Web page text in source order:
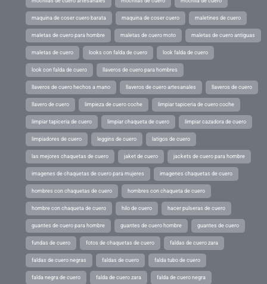
maquina de coser cuero barata maquina de coser cuero maletines de cuero
maletas de cuero para hombre maletas de cuero moto maletas de cuero antiguas
maletas de cuero looks con falda de cuero look falda de cuero
look con falda de cuero llaveros de cuero para hombres
llaveros de cuero hechos a mano llaveros de cuero artesanales llaveros de cuero
llavero de cuero limpieza de cuero coche limpiar tapiceria de cuero coche
limpiar tapiceria de cuero limpiar chaqueta de cuero limpiar cazadora de cuero
limpiadores de cuero leggins de cuero latigos de cuero
las mejores chaquetas de cuero jaket de cuero jackets de cuero para hombre
imagenes de chaquetas de cuero para mujeres imagenes chaquetas de cuero
hombres con chaquetas de cuero hombres con chaqueta de cuero
hombre con chaqueta de cuero hilo de cuero hacer pulseras de cuero
guantes de cuero para hombre guantes de cuero hombre guantes de cuero
fundas de cuero fotos de chaquetas de cuero faldas de cuero zara
faldas de cuero negras faldas de cuero falda tubo de cuero
falda negra de cuero falda de cuero zara falda de cuero negra